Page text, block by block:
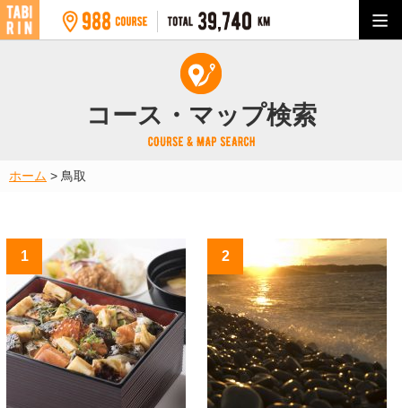
コース・マップ検索
ホーム > 鳥取